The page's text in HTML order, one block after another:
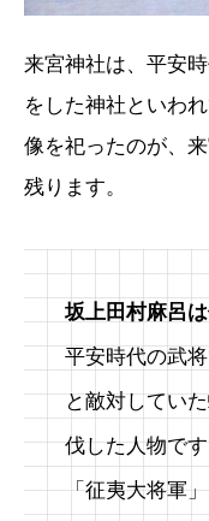
来宮神社は、平安
をした神社といわ
像を祀ったのが、
残ります。
坂上田村麻呂
平安時代の武将
と敵対してい
伐した人物で
「征夷大将軍